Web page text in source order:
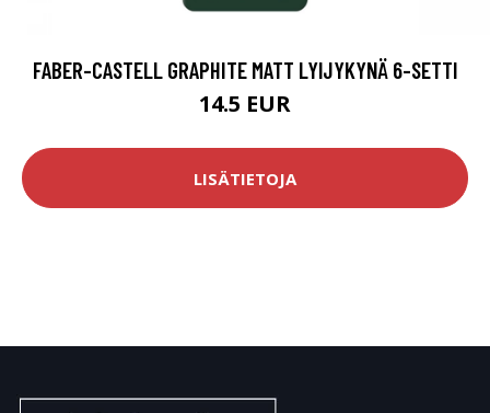
FABER-CASTELL GRAPHITE MATT LYIJYKYNÄ 6-SETTI
14.5 EUR
LISÄTIETOJA